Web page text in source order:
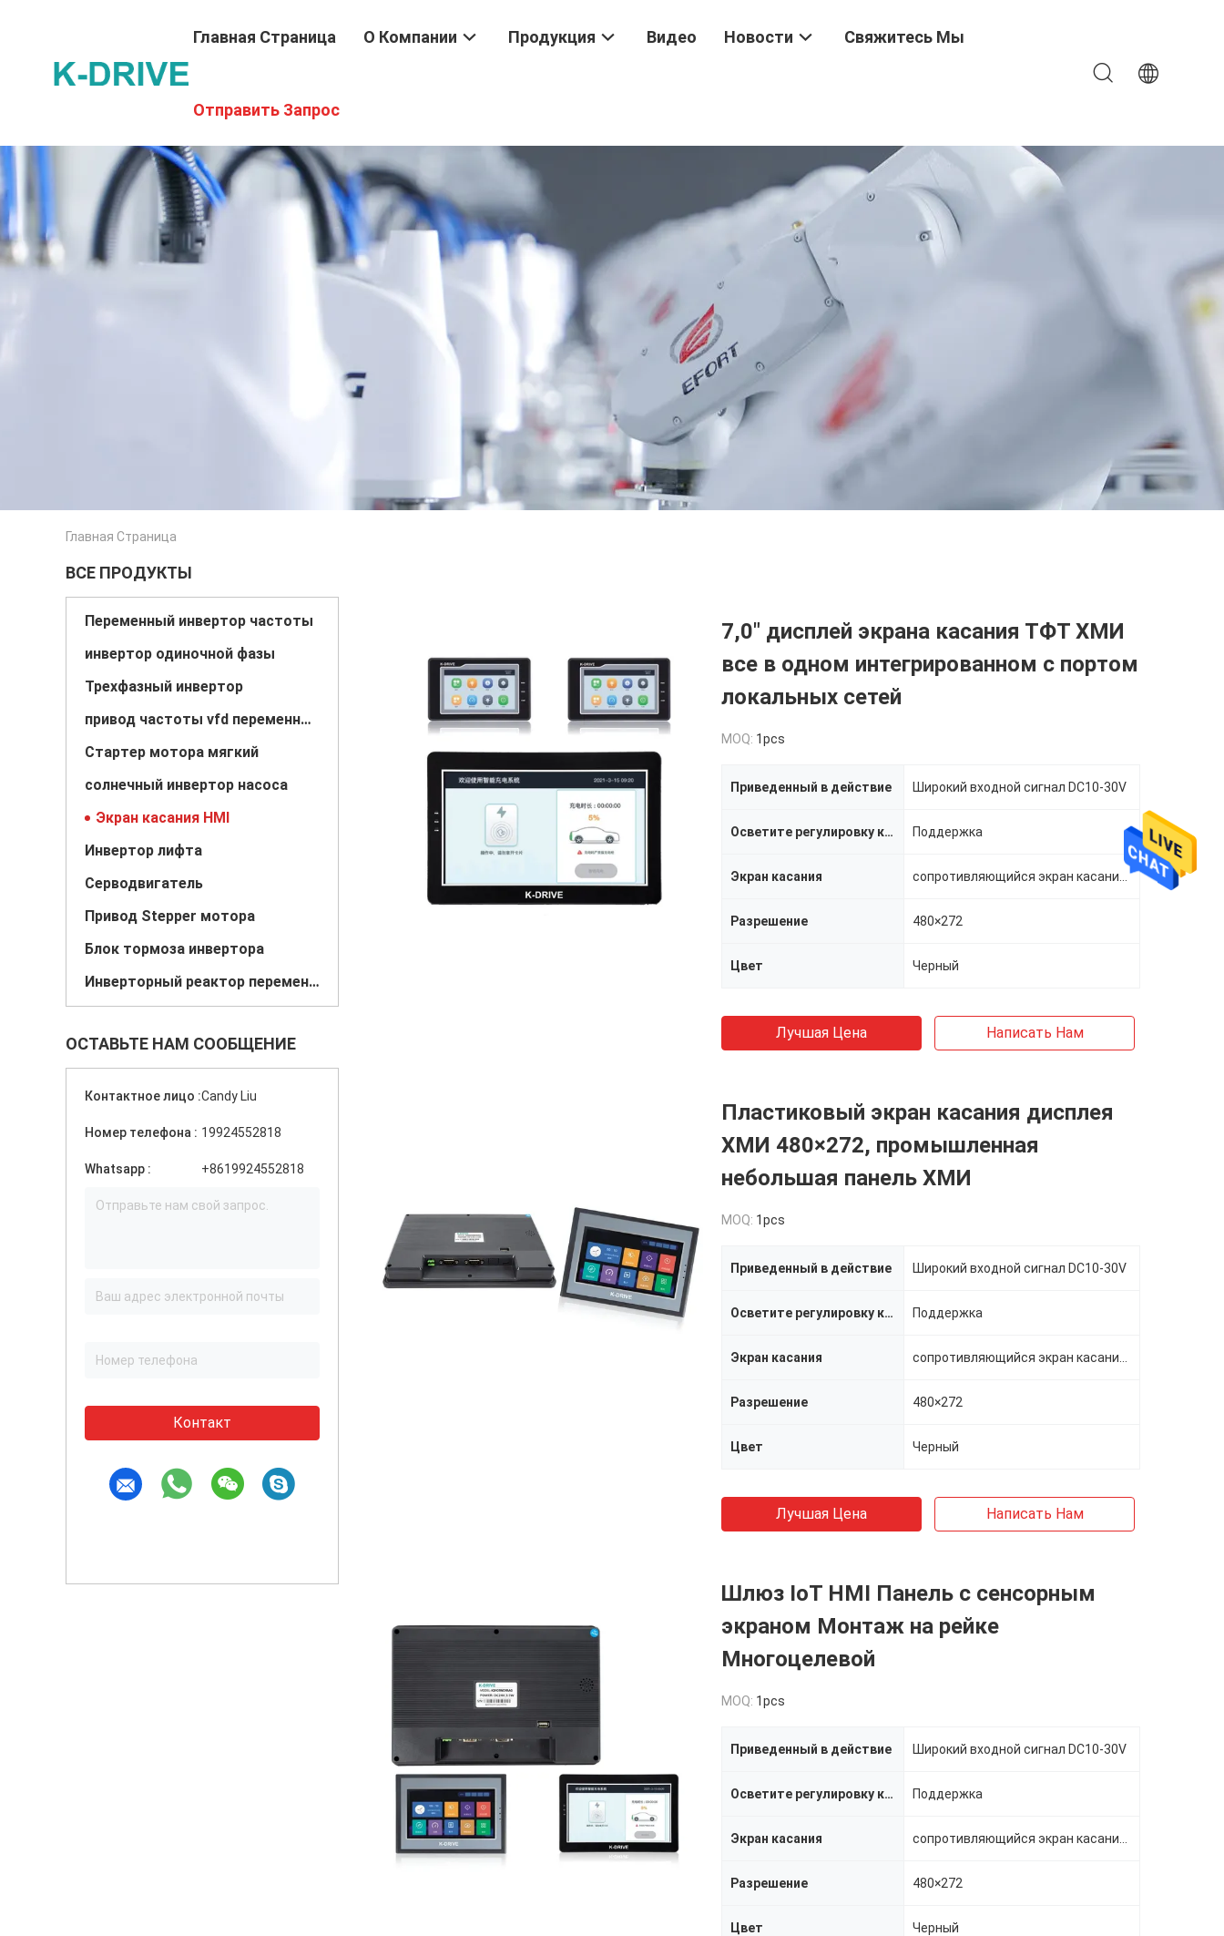
Главная Страница О Компании Продукция Видео Новости Свяжитесь Мы
Отправить Запрос
Главная Страница
ВСЕ ПРОДУКТЫ
Переменный инвертор частоты
инвертор одиночной фазы
Трехфазный инвертор
привод частоты vfd переменный
Стартер мотора мягкий
солнечный инвертор насоса
Экран касания HMI
Инвертор лифта
Серводвигатель
Привод Stepper мотора
Блок тормоза инвертора
Инверторный реактор переменного тока
ОСТАВЬТЕ НАМ СООБЩЕНИЕ
Контактное лицо :Candy Liu
Номер телефона : 19924552818
Whatsapp : +8619924552818
Контакт
7,0" дисплей экрана касания ТФТ ХМИ
все в одном интегрированном с портом
локальных сетей
MOQ: 1pcs
Приведенный в действие Широкий входной сигнал DC10-30V
Осветите регулировку контржурным светом Поддержка
Экран касания
Разрешение 480×272
Цвет Черный
Лучшая Цена Написать Нам
Пластиковый экран касания дисплея
ХМИ 480×272, промышленная
небольшая панель ХМИ
MOQ: 1pcs
Приведенный в действие Широкий входной сигнал DC10-30V
Осветите регулировку контржурным светом Поддержка
Экран касания
Разрешение 480×272
Цвет Черный
Лучшая Цена Написать Нам
Шлюз IoT HMI Панель с сенсорным
экраном Монтаж на рейке
Многоцелевой
MOQ: 1pcs
Приведенный в действие Широкий входной сигнал DC10-30V
Осветите регулировку контржурным светом Поддержка
Экран касания
Разрешение 480×272
Цвет Черный